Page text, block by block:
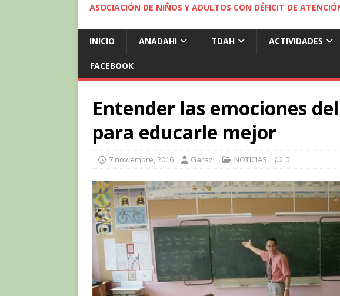
ASOCIACIÓN DE NIÑOS Y ADULTOS CON DÉFICIT DE
INICIO ANADAHI TDAH ACTIVIDADES
FACEBOOK
Entender las emociones
para educarle mejor
7 noviembre, 2016 Garazi NOTICIAS 0